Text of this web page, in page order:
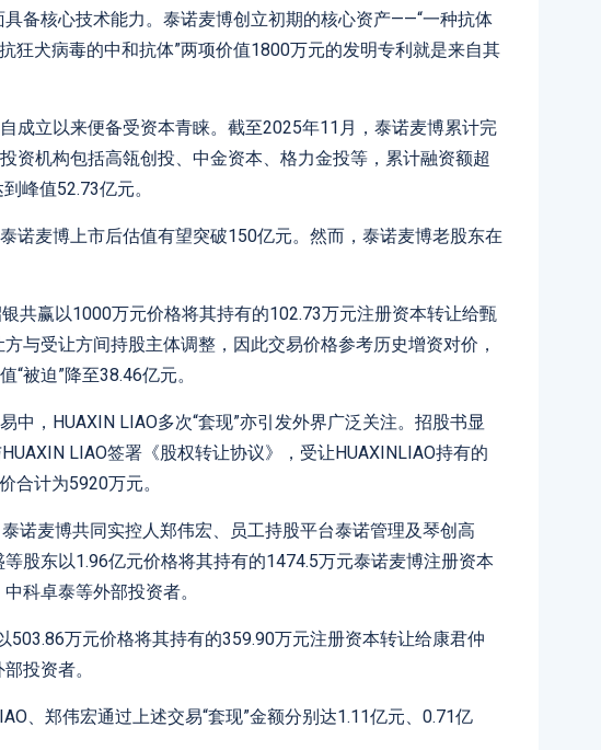
备核心技术能力。泰诺麦博创立初期的核心资产——“一种抗体
狂犬病毒的中和抗体”两项价值1800万元的发明专利就是来自其
成立以来便备受资本青睐。截至2025年11月，泰诺麦博累计完
资机构包括高瓴创投、中金资本、格力金投等，累计融资额超
峰值52.73亿元。
诺麦博上市后估值有望突破150亿元。然而，泰诺麦博老股东在
共赢以1000万元价格将其持有的102.73万元注册资本转让给甄
与受让方间持股主体调整，因此交易价格参考历史增资对价，
被迫”降至38.46亿元。
中，HUAXIN LIAO多次“套现”亦引发外界广泛关注。招股书显
LIAO签署《股权转让协议》，受让HUAXINLIAO持有的
合计为5920万元。
诺麦博共同实控人郑伟宏、员工持股平台泰诺管理及琴创高
股东以1.96亿元价格将其持有的1474.5万元泰诺麦博注册资本
科卓泰等外部投资者。
503.86万元价格将其持有的359.90万元注册资本转让给康君仲
投资者。
、郑伟宏通过上述交易“套现”金额分别达1.11亿元、0.71亿